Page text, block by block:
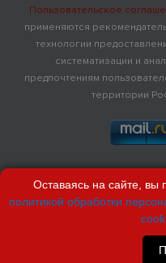
Пользовательское
применяются
технологии
систематизации и
предпочтениям
территории
Оставаясь на сайте, вы
политикой обработки